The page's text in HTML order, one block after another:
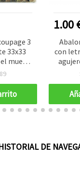
3
33x33
muelle
1.00
con
DE